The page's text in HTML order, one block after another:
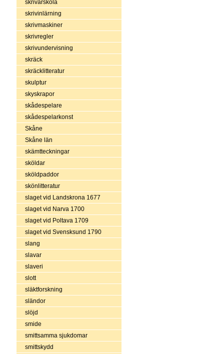
skrivarskola
skrivinlärning
skrivmaskiner
skrivregler
skrivundervisning
skräck
skräcklitteratur
skulptur
skyskrapor
skådespelare
skådespelarkonst
Skåne
Skåne län
skämtteckningar
sköldar
sköldpaddor
skönlitteratur
slaget vid Landskrona 1677
slaget vid Narva 1700
slaget vid Poltava 1709
slaget vid Svensksund 1790
slang
slavar
slaveri
slott
släktforskning
sländor
slöjd
smide
smittsamma sjukdomar
smittskydd